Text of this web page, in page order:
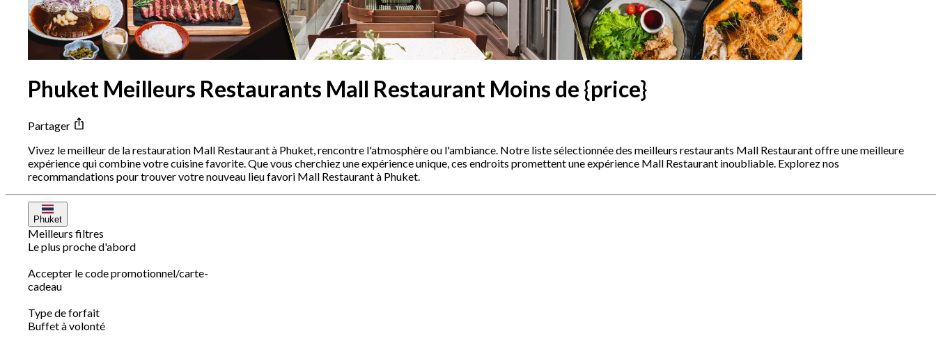
Phuket Meilleurs Restaurants Mall Restaurant Moins de {price}
Partager
Vivez le meilleur de la restauration Mall Restaurant à Phuket, rencontre l'atmosphère ou l'ambiance. Notre liste sélectionnée des meilleurs restaurants Mall Restaurant offre une meilleure
expérience qui combine votre cuisine favorite. Que vous cherchiez une expérience unique, ces endroits promettent une expérience Mall Restaurant inoubliable. Explorez nos
recommandations pour trouver votre nouveau lieu favori Mall Restaurant à Phuket.
Phuket
Meilleurs filtres
Le plus proche d'abord
Accepter le code promotionnel/carte-
cadeau
Type de forfait
Buffet à volonté